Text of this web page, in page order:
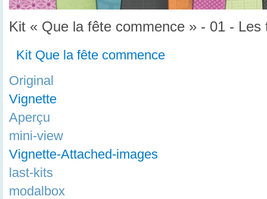
Kit « Que la fête commence » - 01 - Les
Kit Que la fête commence
Original
Vignette
Aperçu
mini-view
Vignette-Attached-images
last-kits
modalbox